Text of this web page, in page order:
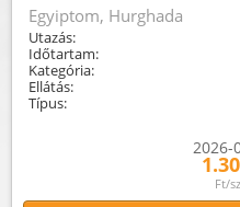
Egyiptom, Hurghada
Utazás:
Időtartam:
Kategória:
Ellátás:
Típus:
2026-
Ft/